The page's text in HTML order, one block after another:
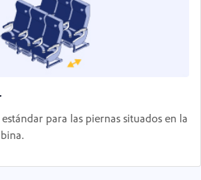
para las piernas situados en la